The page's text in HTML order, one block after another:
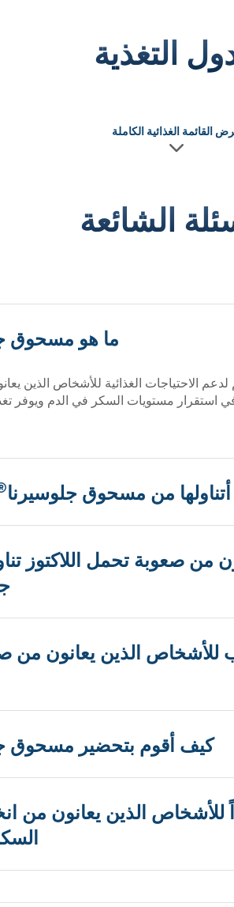
التغذية
القائمة الغذائية الكاملة
الشائعة
ما هو مسحوق
الاحتياجات الغذائية للأشخاص الذين
استقرار مستويات السكر في الدم ويوفر
من مسحوق جلوسيرنا
من صعوبة تحمل اللاكتوز
للأشخاص الذين يعانون من
كيف أقوم بتحضير مسحوق
للأشخاص الذين يعانون من